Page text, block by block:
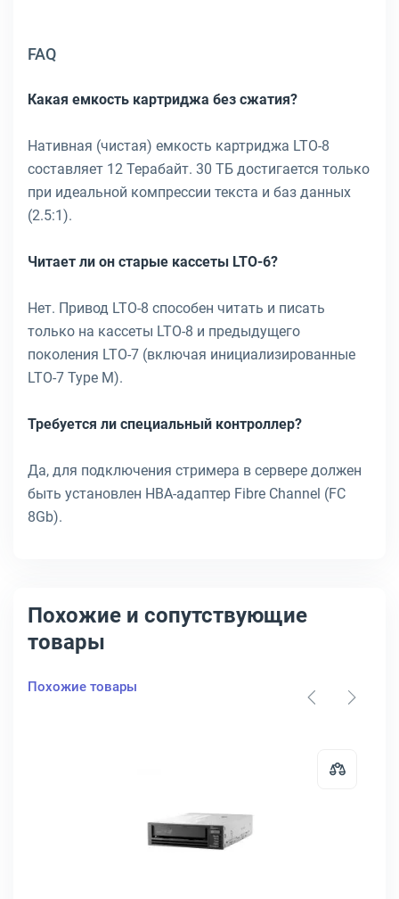
FAQ
Какая емкость картриджа без сжатия?
Нативная (чистая) емкость картриджа LTO-8
составляет 12 Терабайт. 30 ТБ достигается только
при идеальной компрессии текста и баз данных
(2.5:1).
Читает ли он старые кассеты LTO-6?
Нет. Привод LTO-8 способен читать и писать
только на кассеты LTO-8 и предыдущего
поколения LTO-7 (включая инициализированные
LTO-7 Type M).
Требуется ли специальный контроллер?
Да, для подключения стримера в сервере должен
быть установлен HBA-адаптер Fibre Channel (FC
8Gb).
Похожие и сопутствующие
товары
Похожие товары
StoreEver LTO-7 Ultrium 15000 В отсек, N7P37A
Открыть товар: Привод HPE